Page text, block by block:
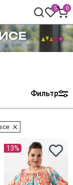
0 0
Фильтр
13%